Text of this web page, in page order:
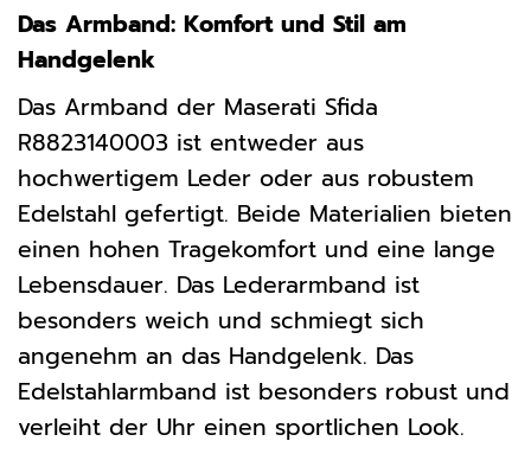
Das Armband: Komfort und Stil am
Handgelenk
Das Armband der Maserati Sfida
R8823140003 ist entweder aus
hochwertigem Leder oder aus robustem
Edelstahl gefertigt. Beide Materialien bieten
einen hohen Tragekomfort und eine lange
Lebensdauer. Das Lederarmband ist
besonders weich und schmiegt sich
angenehm an das Handgelenk. Das
Edelstahlarmband ist besonders robust und
verleiht der Uhr einen sportlichen Look.